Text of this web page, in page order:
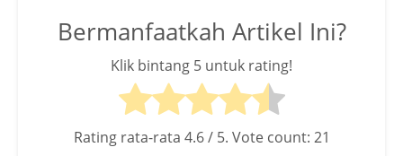
Bermanfaatkah Artikel Ini?
Klik bintang 5 untuk rating!
Rating rata-rata 4.6/ 5. Vote count: 21